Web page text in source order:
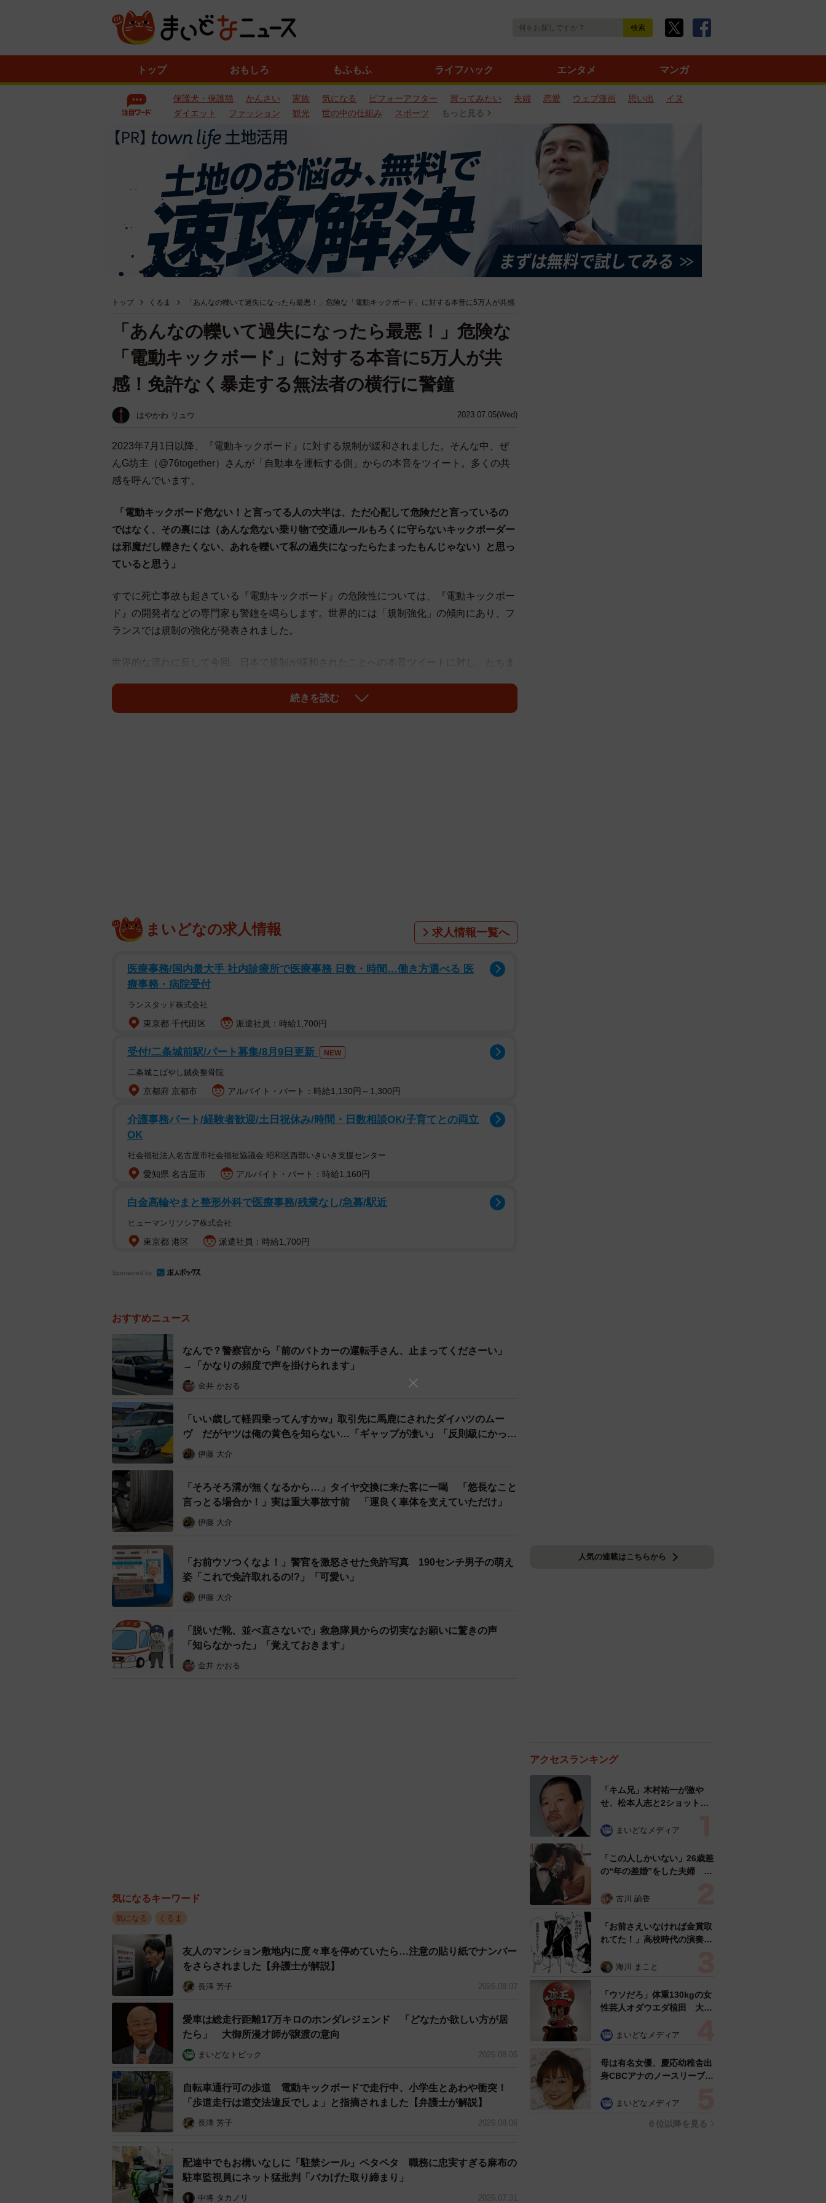
トップ おもしろ もふもふ ライフハック エンタメ マンガ
保護犬・保護猫 かんさい 家族 気になる ビフォーアフター 買ってみたい 夫婦 恋愛 ウェブ漫画 思い出
イヌ
ダイエット
ファッション 観光 世の中の仕組み スポーツ もっと見る
トップ くるま 「あんなの轢いて過失になったら最悪！」危険な「電動キックボード」に対する本音に5万人が共感
2023.07.05(Wed)
「あんなの轢いて過失になったら最悪！」危険な
「電動キックボード」に対する本音に5万人が共
感！免許なく暴走する無法者の横行に警鐘
はやかわ リュウ
2023年7月1日以降、『電動キックボード』に対する規制が緩和されました。そんな中、ぜ
んG坊主（@76together）さんが「自動車を運転する側」からの本音をツイート。多くの共
感を呼んでいます。
「電動キックボード危ない！と言ってる人の大半は、ただ心配して危険だと言っているの
ではなく、その裏には（あんな危ない乗り物で交通ルールもろくに守らないキックボーダー
は邪魔だし轢きたくない、あれを轢いて私の過失になったらたまったもんじゃない）と思っ
ていると思う」
すでに死亡事故も起きている『電動キックボード』の危険性については、『電動キックボー
ド』の開発者などの専門家も警鐘を鳴らします。世界的には「規制強化」の傾向にあり、フ
ランスでは規制の強化が発表されました。
世界的な流れに反して今回、日本で規制が緩和されたことへの本音ツイートに対し、たちま
んし」
「その通りですよ。どんなにキックボード側に非があっても、実際事故が起これば車やバイ
ク側の過失も問われるんです」
「しかも保険も加入してない可能性が極めて高いのでどうにもならん」
「こないだすんげぇ速さで歩道爆走してて、まじこぇぇと思った。あんなん原チャやで」
誰だ甘い蜜を吸っているのは
さらにぜんG坊主さんは、電動キックボードに乗るドライバーと規制を緩和した政府に「安
全運転」を訴えました。
なかったですむ話ではありません。あなたが誰かを傷つけるかもしれない、あなたが傷つく
かもしれない。死んでからでは遅いのです」
「電動キックボードはタイヤが小さいから、たぶん制御不能になって転倒したり追突した
り、ブレーキかけて飛んでゆく老若男女が多発するだろうし、当て逃げも出てくるだろうか
意見がないのである。なぜこんなに賛同されない乗り物の規制が緩和されたのか謎である。
※特定小型原動機付自転車（電動キックボード）「ナンバープレートの取付け」について：
一定の条件を満たすものには専用のナンバープレートが必要となるため、各市町村において
順次交付予定とのこと。現在、一部の自治体で交付が間に合わない事態も発生しているた
め、注意が必要です。
続きを読む
まいどなの求人情報 求人情報一覧へ
医療事務/国内最大手 社内診療所で医療事務 日数・時間…働き方選べる 医
療事務・病院受付
ランスタッド株式会社
東京都 千代田区 派遣社員：時給1,700円
受付/二条城前駅/パート募集/8月9日更新 NEW
二条城こばやし鍼灸整骨院
京都府 京都市 アルバイト・パート：時給1,130円～1,300円
介護事務パート/経験者歓迎/土日祝休み/時間・日数相談OK/子育てとの両立
OK
社会福祉法人名古屋市社会福祉協議会 昭和区西部いきいき支援センター
愛知県 名古屋市 アルバイト・パート：時給1,160円
白金高輪やまと整形外科で医療事務/残業なし/急募/駅近
ヒューマンリソシア株式会社
東京都 港区 派遣社員：時給1,700円
Sponsored by
おすすめニュース
なんで？警察官から「前のパトカーの運転手さん、止まってくださーい」
→「かなりの頻度で声を掛けられます」
金井 かおる
「いい歳して軽四乗ってんすかw」取引先に馬鹿にされたダイハツのムー
ヴ だがヤツは俺の黄色を知らない…「ギャップが凄い」「反則級にかっこ
いい」
伊藤 大介
「そろそろ溝が無くなるから…」タイヤ交換に来た客に一喝 「悠長なこと
言っとる場合か！」実は重大事故寸前 「運良く車体を支えていただけ」
伊藤 大介
「お前ウソつくなよ！」警官を激怒させた免許写真 190センチ男子の萌え
姿「これで免許取れるの!?」「可愛い」
伊藤 大介
「脱いだ靴、並べ直さないで」救急隊員からの切実なお願いに驚きの声
「知らなかった」「覚えておきます」
金井 かおる
気になるキーワード
気になる くるま
友人のマンション敷地内に度々車を停めていたら…注意の貼り紙でナンバー
をさらされました【弁護士が解説】
長澤 芳子 2026.08.07
愛車は総走行距離17万キロのホンダレジェンド 「どなたか欲しい方が居
たら」 大御所漫才師が譲渡の意向
まいどなトピック 2026.08.06
自転車通行可の歩道 電動キックボードで走行中、小学生とあわや衝突！
「歩道走行は道交法違反でしょ」と指摘されました【弁護士が解説】
長澤 芳子 2026.08.06
配達中でもお構いなしに「駐禁シール」ペタペタ 職務に忠実すぎる麻布の
駐車監視員にネット猛批判「バカげた取り締まり」
中将 タカノリ 2026.07.31
人気の連載はこちらから
アクセスランキング
「キム兄」木村祐一が激や
せ、松本人志と2ショット
「テキヤの兄さん」
まいどなメディア
「この人しかいない」26歳差
の“年の差婚”をした夫婦 出
た？ 今の思いを聞いた
古川 諭香
「お前さえいなければ金賞取
れてた！」高校時代の演奏会
生は楽器修理職人に 10年後
ぬ申し出【漫画】
海川 まこと
「ウソだろ」体重130kgの女
性芸人オダウエダ植田 大学
で」 まいどなメディア
母は有名女優、慶応幼稚舎出
身CBCアナのノースリーブ姿
る」「天使の笑顔」
まいどなメディア
６位以降を見る